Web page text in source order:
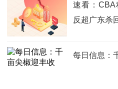
速看：CBA
反超广东杀
每日信息：